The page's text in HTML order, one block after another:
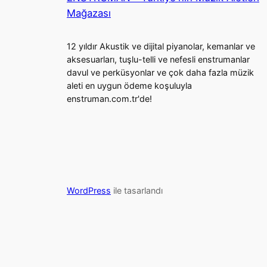
Mağazası
12 yıldır Akustik ve dijital piyanolar, kemanlar ve
aksesuarları, tuşlu-telli ve nefesli enstrumanlar
davul ve perküsyonlar ve çok daha fazla müzik
aleti en uygun ödeme koşuluyla
enstruman.com.tr'de!
WordPress ile tasarlandı